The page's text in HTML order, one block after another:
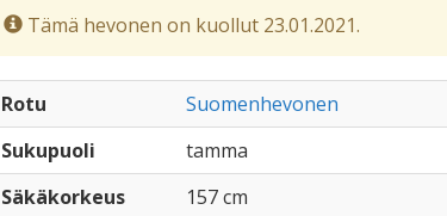
Tämä hevonen on kuollut 23.01.2021.
Rotu
Suomenhevonen
Sukupuoli
tamma
Säkäkorkeus
157 cm